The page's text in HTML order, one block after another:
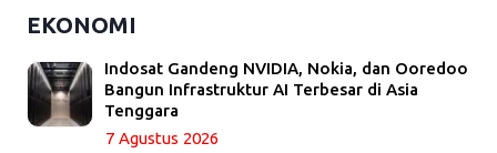
EKONOMI
Indosat Gandeng NVIDIA, Nokia, dan Ooredoo
Bangun Infrastruktur AI Terbesar di Asia
Tenggara
7 Agustus 2026